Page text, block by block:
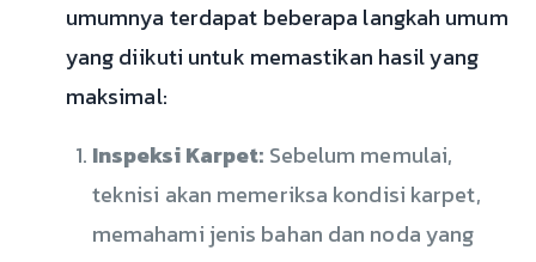
umumnya terdapat beberapa langkah umum
yang diikuti untuk memastikan hasil yang
maksimal:
Inspeksi Karpet: Sebelum memulai,
teknisi akan memeriksa kondisi karpet,
memahami jenis bahan dan noda yang